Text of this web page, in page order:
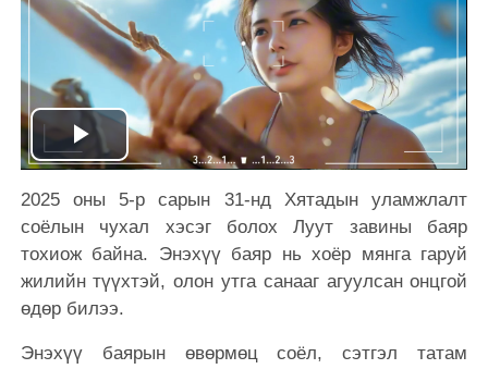
Play
Video
2025 оны 5-р сарын 31-нд Хятадын уламжлалт
соёлын чухал хэсэг болох Луут завины баяр
тохиож байна. Энэхүү баяр нь хоёр мянга гаруй
жилийн түүхтэй, олон утга санааг агуулсан онцгой
өдөр билээ.
Энэхүү баярын өвөрмөц соёл, сэтгэл татам